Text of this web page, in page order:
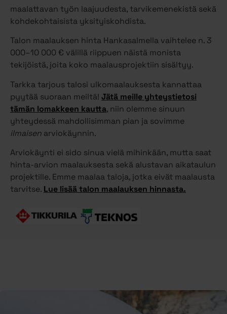
maalattavan työn laajuudesta, tarvikemenekistä sekä
kohdekohtaisista yksityiskohdista.
Talon maalauksen hinta Hankasalmella vaihtelee n. 3
000–10 000 € välillä riippuen näistä monista
tekijöistä, joita koko maalausprojektiin sisältyy.
Tarkka tarjous talosi ulkomaalauksesta kannattaa
pyytää suoraan meiltä! Jätä meille yhteystietosi
tämän lomakkeen kautta, niin olemme sinuun
yhteydessä mahdollisimman pian ja sovimme
ilmaisen arviokäynnin.
Arviokäynti ei sido sinua vielä mihinkään, mutta saat
hinta-arvion maalauksesta sekä alustavan aikataulun
projektille. Emme maalaa taloja, jotka eivät maalausta
tarvitse. Lue lisää talon maalauksen hinnasta.